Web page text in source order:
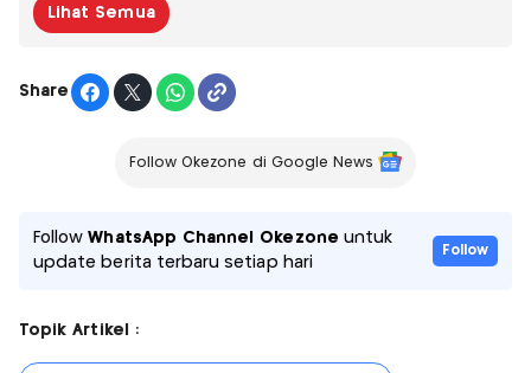
Lihat Semua
Share
Follow Okezone di Google News
FollowWhatsApp Channel Okezone untuk
update berita terbaru setiap hari
Follow
Topik Artikel :